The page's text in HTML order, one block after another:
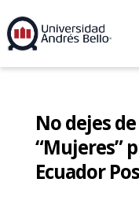
No dejes
“Mujeres”
Ecuador